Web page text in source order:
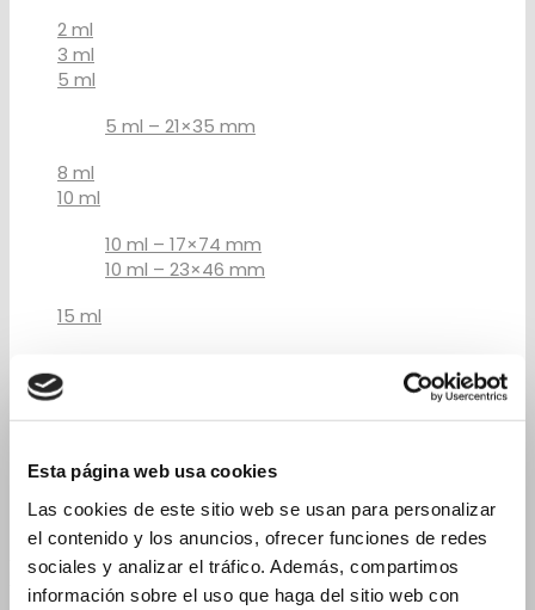
Esta página web usa cookies
Las cookies de este sitio web se usan para personalizar
el contenido y los anuncios, ofrecer funciones de redes
sociales y analizar el tráfico. Además, compartimos
información sobre el uso que haga del sitio web con
2 ml
3 ml
5 ml
5 ml – 21×35 mm
8 ml
10 ml
10 ml – 17×74 mm
10 ml – 23×46 mm
15 ml
20 ml 19×105 mm
20 ml 26×60 mm
5 ml – 14×54 mm
Flascons per a Comptagotes